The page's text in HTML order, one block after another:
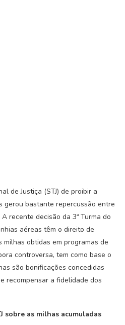
de Justiça (STJ) de proibir a
gerou bastante repercussão entre
recente decisão da 3ª Turma do
aéreas têm o direito de
milhas obtidas em programas de
controversa, tem como base o
são bonificações concedidas
recompensar a fidelidade dos
sobre as milhas acumuladas